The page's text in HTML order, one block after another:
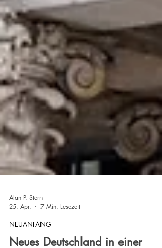
25. Apr.
7 Min. Lesezeit